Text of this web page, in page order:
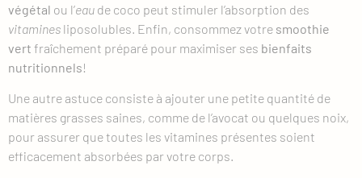
végétal ou l’eau de coco peut stimuler l’absorption des
vitamines liposolubles. Enfin, consommez votre smoothie
vert fraîchement préparé pour maximiser ses bienfaits
nutritionnels!
Une autre astuce consiste à ajouter une petite quantité de
matières grasses saines, comme de l’avocat ou quelques noix,
pour assurer que toutes les vitamines présentes soient
efficacement absorbées par votre corps.